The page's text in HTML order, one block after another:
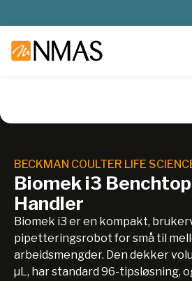
BECKMAN COULTER LIFE
Biomek i3
Handler
Biomek i3 er en kompakt,
pipetteringsrobot for små til
arbeidsmengder. Den dekker
µL, har standard 96-tipsløsning,